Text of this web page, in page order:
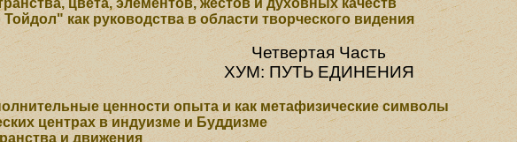
как руководства в области творческого видения
Четвертая Часть
ХУМ: ПУТЬ ЕДИНЕНИЯ
ценности опыта и как метафизические символы
центрах в индуизме и Буддизме
и движения